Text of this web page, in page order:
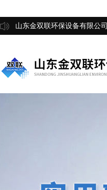
山东金双联环保设备有限公司